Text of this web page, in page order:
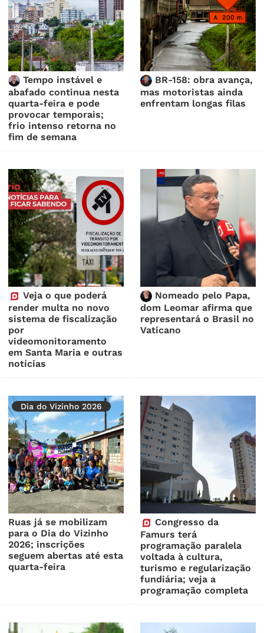
Tempo instável e
abafado continua nesta
quarta-feira e pode
provocar temporais;
frio intenso retorna no
fim de semana
BR-158: obra avança,
mas motoristas ainda
enfrentam longas filas
Veja o que poderá
render multa no novo
sistema de fiscalização
por
videomonitoramento
em Santa Maria e outras
notícias
Nomeado pelo Papa,
dom Leomar afirma que
representará o Brasil no
Vaticano
Dia do Vizinho 2026
Ruas já se mobilizam
para o Dia do Vizinho
2026; inscrições
seguem abertas até esta
quarta-feira
Congresso da
Famurs terá
programação paralela
voltada à cultura,
turismo e regularização
fundiária; veja a
programação completa